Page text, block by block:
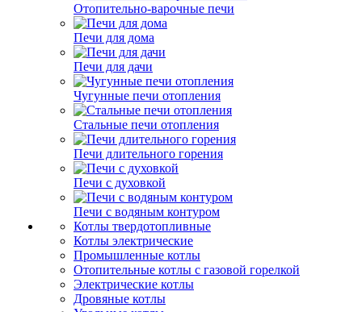
Отопительно-варочные печи
Печи для дома
Печи для дачи
Чугунные печи отопления
Стальные печи отопления
Печи длительного горения
Печи с духовкой
Печи с водяным контуром
Котлы твердотопливные
Котлы электрические
Промышленные котлы
Отопительные котлы с газовой горелкой
Электрические котлы
Дровяные котлы